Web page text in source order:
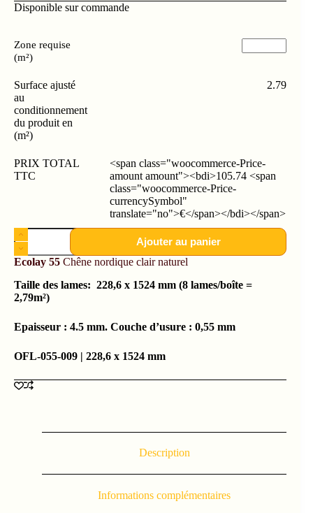
Disponible sur commande
Zone requise
(m²)
Surface ajusté
au
conditionnement
du produit en
(m²)
2.79
PRIX TOTAL
TTC
<span class="woocommerce-Price-
amount amount"><bdi>105.74 <span
class="woocommerce-Price-
currencySymbol"
translate="no">€</span></bdi></span>
Ajouter au panier
Ecolay 55 Chêne nordique clair naturel
Taille des lames: 228,6 x 1524 mm (8 lames/boîte =
2,79m²)
Epaisseur : 4.5 mm. Couche d’usure : 0,55 mm
OFL-055-009 | 228,6 x 1524 mm
Description
Informations complémentaires